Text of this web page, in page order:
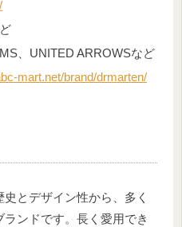
、UNITED ARROWSなど
mart.net/brand/drmarten/
とデザイン性から、多く
ンドです。長く愛用でき